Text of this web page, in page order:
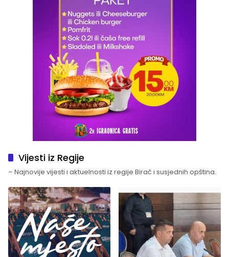
Vijesti iz Regije
– Najnovije vijesti i aktuelnosti iz regije Birač i susjednih opština.